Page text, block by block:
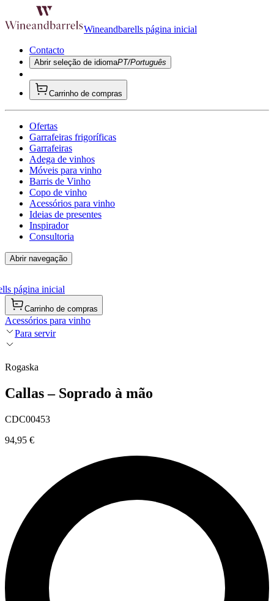
Wineandbarells página inicial
Contacto
Abrir seleção de idiomaPT/Português
Carrinho de compras
Ofertas
Garrafeiras frigoríficas
Garrafeiras
Adega de vinhos
Móveis para vinho
Barris de Vinho
Copo de vinho
Acessórios para vinho
Ideias de presentes
Inspirador
Consultoria
Abrir navegação
página inicial
Carrinho de compras
Acessórios para vinho
Para servir
Rogaska
Callas – Soprado à mão
CDC00453
94,95 €